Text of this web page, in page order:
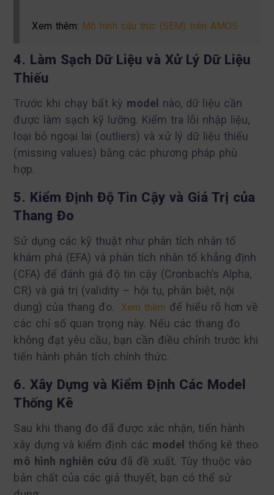
Xem thêm: Mô hình cấu trúc (SEM) trên AMOS
4. Làm Sạch Dữ Liệu và Xử Lý Dữ Liệu
Thiếu
Trước khi chạy bất kỳ model nào, dữ liệu cần
được làm sạch kỹ lưỡng. Kiểm tra lỗi nhập liệu,
loại bỏ ngoại lai (outliers) và xử lý dữ liệu thiếu
(missing values) bằng các phương pháp phù
hợp.
5. Kiểm Định Độ Tin Cậy và Giá Trị của
Thang Đo
Sử dụng các kỹ thuật như phân tích nhân tố
khám phá (EFA) và phân tích nhân tố khẳng định
(CFA) để đánh giá độ tin cậy (Cronbach’s Alpha,
CR) và giá trị (validity – hội tụ, phân biệt, nội
dung) của thang đo.
Xem thêm để hiểu rõ hơn về
các chỉ số quan trọng này. Nếu các thang đo
không đạt yêu cầu, bạn cần điều chỉnh trước khi
tiến hành phân tích chính thức.
6. Xây Dựng và Kiểm Định Các Model
Thống Kê
Sau khi thang đo đã được xác nhận, tiến hành
xây dựng và kiểm định các model thống kê theo
mô hình nghiên cứu đã đề xuất. Tùy thuộc vào
bản chất của các giả thuyết, bạn có thể sử